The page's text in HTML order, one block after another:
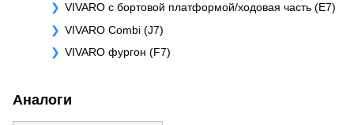
VIVARO c бортовой платформой/ходовая часть (E7)
VIVARO Combi (J7)
VIVARO фургон (F7)
Аналоги